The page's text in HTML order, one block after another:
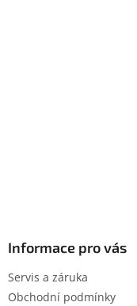
Informace pro vás
Servis a záruka
Obchodní podmínky